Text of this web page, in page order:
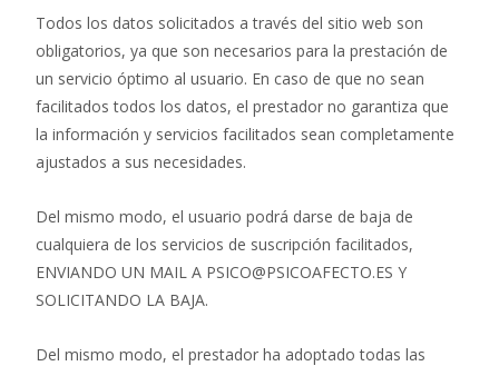
Todos los datos solicitados a través del sitio web son
obligatorios, ya que son necesarios para la prestación de
un servicio óptimo al usuario. En caso de que no sean
facilitados todos los datos, el prestador no garantiza que
la información y servicios facilitados sean completamente
ajustados a sus necesidades.
Del mismo modo, el usuario podrá darse de baja de
cualquiera de los servicios de suscripción facilitados,
ENVIANDO UN MAIL A PSICO@PSICOAFECTO.ES Y
SOLICITANDO LA BAJA.
Del mismo modo, el prestador ha adoptado todas las